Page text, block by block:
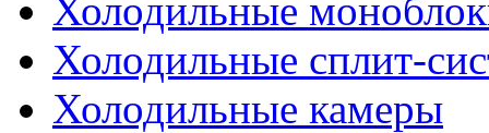
Холодильные
Холодильные сплит-
Холодильные камеры